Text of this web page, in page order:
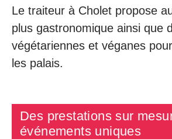
Le traiteur à Cholet propose
plus gastronomique ainsi que
végétariennes et véganes
les palais.
Des prestations sur
événements uniques